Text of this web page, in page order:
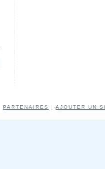
PARTENAIRES | AJOUTER UN